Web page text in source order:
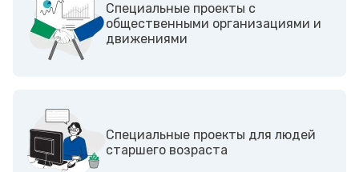
Cпециальные проекты с
общественными организациями и
движениями
Специальные проекты для людей
старшего возраста